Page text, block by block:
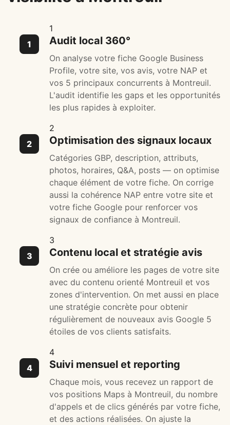
1
Audit local 360°
On analyse votre fiche Google Business
Profile, votre site, vos avis, votre NAP et
vos 5 principaux concurrents à Montreuil.
L'audit identifie les gaps et les opportunités
les plus rapides à exploiter.
2
Optimisation des signaux locaux
Catégories GBP, description, attributs,
photos, horaires, Q&A, posts — on optimise
chaque élément de votre fiche. On corrige
aussi la cohérence NAP entre votre site et
votre fiche Google pour renforcer vos
signaux de confiance à Montreuil.
3
Contenu local et stratégie avis
On crée ou améliore les pages de votre site
avec du contenu orienté Montreuil et vos
zones d'intervention. On met aussi en place
une stratégie concrète pour obtenir
régulièrement de nouveaux avis Google 5
étoiles de vos clients satisfaits.
4
Suivi mensuel et reporting
Chaque mois, vous recevez un rapport de
vos positions Maps à Montreuil, du nombre
d'appels et de clics générés par votre fiche,
et des actions réalisées. On ajuste la